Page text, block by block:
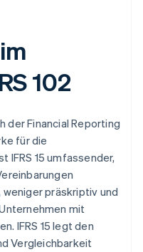
102
der Financial Reporting
für die
IFRS 15 umfassender,
weniger präskriptiv und
mit
IFRS 15 legt den
Vergleichbarkeit